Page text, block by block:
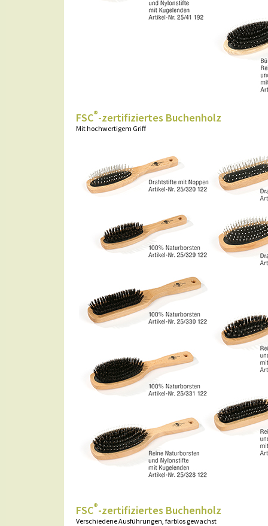
FSC®-zertifiziertes Buchenholz
Mit hochwertigem Griff
FSC®-zertifiziertes Buchenholz
Verschiedene Ausführungen, farblos gewachst